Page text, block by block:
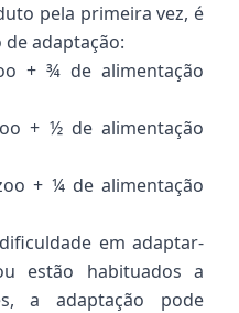
pela primeira vez, é
adaptação:
+ ¾ de alimentação
+ ½ de alimentação
+ ¼ de alimentação
em adaptar-
estão habituados a
a adaptação pode